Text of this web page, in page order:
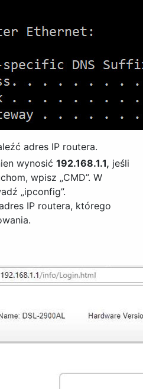
adres IP routera.
wynosić 192.168.1.1, jeśli
wpisz „CMD”. W
„ipconfig”.
IP routera, którego